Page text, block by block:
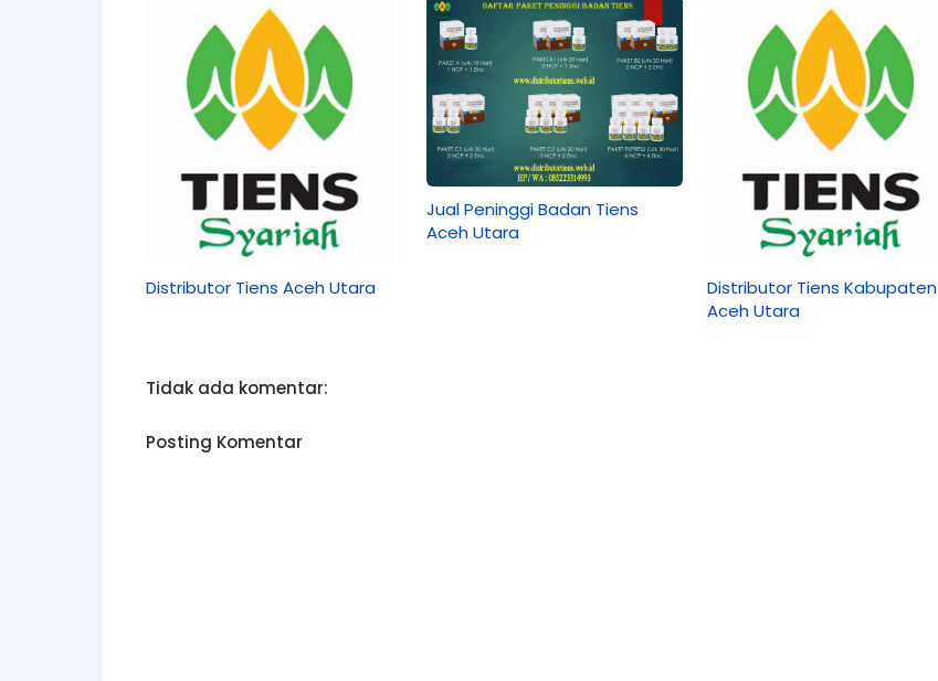
Distributor Tiens Aceh Utara
Jual Peninggi Badan Tiens
Aceh Utara
Distributor Tiens Kabupaten
Aceh Utara
Tidak ada komentar:
Posting Komentar